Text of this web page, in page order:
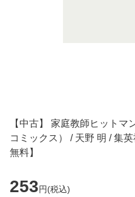
【中古】 家庭教師ヒット
コミックス） / 天野 明 / 集
無料】
253円(税込)